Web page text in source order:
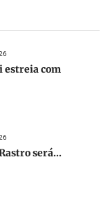
estreia com
será...